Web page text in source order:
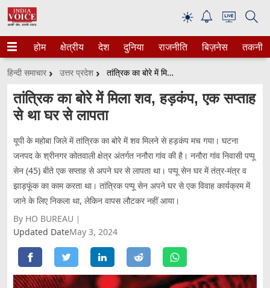
☀
होम क्षेत्रीय देश दुनिया राजनीति बिज़नेस तकनीक
हिन्दी समाचार उत्तर प्रदेश तांत्रिक का बोरे में मिला शव, हड़कंप, एक सप्ताह से था घर से लापता
तांत्रिक का बोरे में मिला शव, हड़कंप, एक सप्ताह
से था घर से लापता
यूपी के महोबा जिले में तांत्रिक का बोरे में शव मिलने से हड़कंप मच गया। घटना
जनपद के श्रीनगर कोतवाली क्षेत्र अंतर्गत ननौरा गांव की है। ननौरा गांव निवासी पप्पू
सेन (45) बीते एक सप्ताह से अपने घर से लापता था। पप्पू सेन घर में तंत्र-मंत्र व
झाड़फूंक का काम करता था। तांत्रिक पप्पू सेन अपने घर से एक विवाह कार्यक्रम में
जाने के लिए निकला था, लेकिन वापस लौटकर नहीं आया।
By HO BUREAU
Updated DateMay 3, 2024